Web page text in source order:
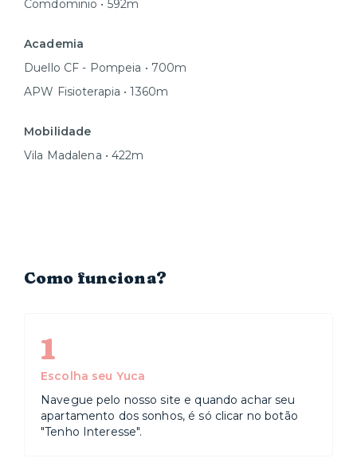
Comdominio • 592m
Academia
Duello CF - Pompeia • 700m
APW Fisioterapia • 1360m
Mobilidade
Vila Madalena • 422m
Como funciona?
1
Escolha seu Yuca
Navegue pelo nosso site e quando achar seu
apartamento dos sonhos, é só clicar no botão
"Tenho Interesse".